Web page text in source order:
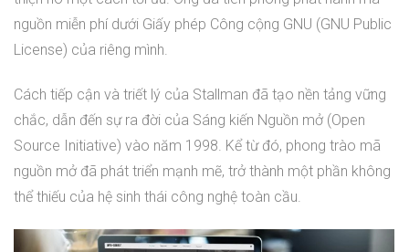
nguồn miễn phí dưới Giấy phép Công cộng GNU (GNU Public
License) của riêng mình.
Cách tiếp cận và triết lý của Stallman đã tạo nền tảng vững
chắc, dẫn đến sự ra đời của Sáng kiến Nguồn mở (Open
Source Initiative) vào năm 1998. Kể từ đó, phong trào mã
nguồn mở đã phát triển mạnh mẽ, trở thành một phần không
thể thiếu của hệ sinh thái công nghệ toàn cầu.